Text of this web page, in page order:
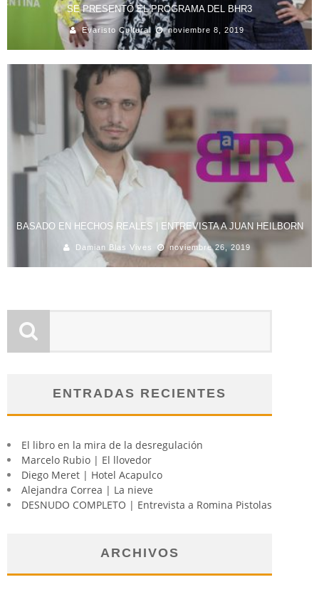
SE PRESENTÓ EL PROGRAMA DEL BHR3
Evaristo Cultural noviembre 8, 2019
BASADO EN HECHOS REALES | ENTREVISTA A JUAN HEILBORN
Damian Blas Vives noviembre 26, 2019
ENTRADAS RECIENTES
El libro en la mira de la desregulación
Marcelo Rubio | El llovedor
Diego Meret | Hotel Acapulco
Alejandra Correa | La nieve
DESNUDO COMPLETO | Entrevista a Romina Pistolas
ARCHIVOS